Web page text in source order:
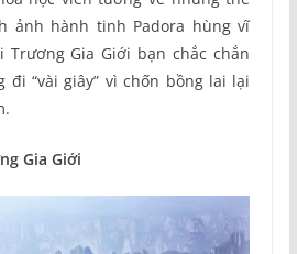
ảnh hành tinh Padora hùng vĩ
Gia Giới bạn chắc chắn
đi “vài giây” vì chốn bồng lai lại
Gia Giới